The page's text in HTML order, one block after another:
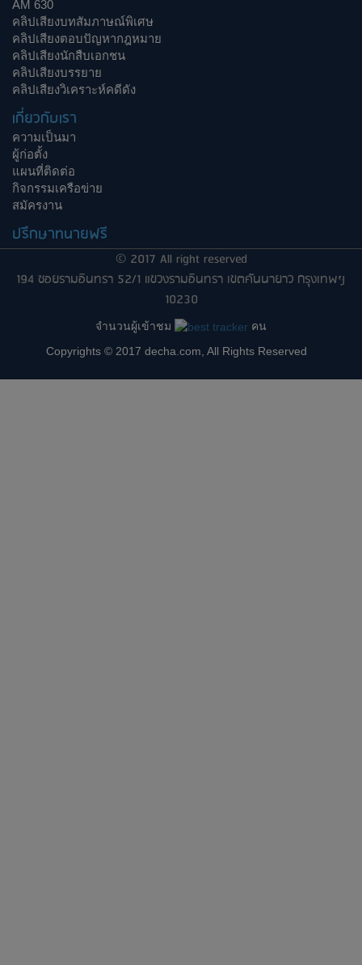
AM 630
คลิปเสียงบทสัมภาษณ์พิเศษ
คลิปเสียงตอบปัญหากฎหมาย
คลิปเสียงนักสืบเอกชน
คลิปเสียงบรรยาย
คลิปเสียงวิเคราะห์คดีดัง
เกี่ยวกับเรา
ความเป็นมา
ผู้ก่อตั้ง
แผนที่ติดต่อ
กิจกรรมเครือข่าย
สมัครงาน
ปรึกษาทนายฟรี
© 2017 All right reserved
194 ซอยรามอินทรา 52/1 แขวงรามอินทรา เขตคันนายาว กรุงเทพฯ
10230
จำนวนผู้เข้าชม
คน
Copyrights © 2017 decha.com, All Rights Reserved